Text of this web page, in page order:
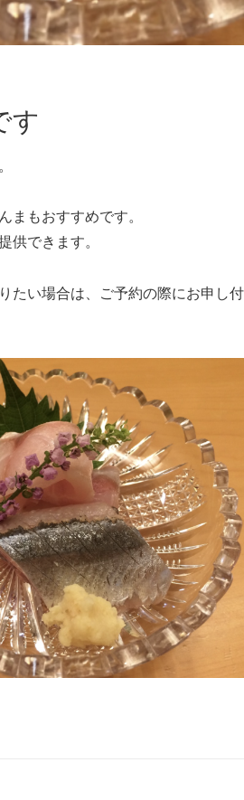
す
まもおすすめです。
供できます。
たい場合は、ご予約の際にお申し